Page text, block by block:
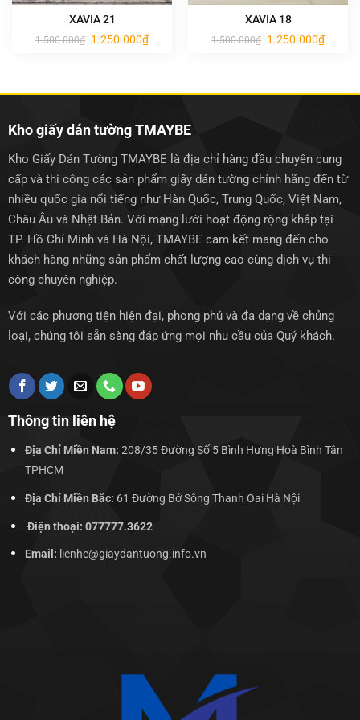
XAVIA 21
1.500.000₫ Giá
1.250.000₫Giá
hiện
XAVIA 18
1.500.000₫ Giá
1.250.000₫Giá
hiện
Kho giấy dán tường TMAYBE
Kho Giấy Dán Tường TMAYBE là địa chỉ hàng đầu chuyên cung
cấp và thi công các sản phẩm giấy dán tường chính hãng đến từ
nhiều quốc gia nổi tiếng như Hàn Quốc, Trung Quốc, Việt Nam,
Châu Âu và Nhật Bản. Với mạng lưới hoạt động rộng khắp tại
TP. Hồ Chí Minh và Hà Nội, TMAYBE cam kết mang đến cho
khách hàng những sản phẩm chất lượng cao cùng dịch vụ thi
công chuyên nghiệp.
Với các phương tiện hiện đại, phong phú và đa dạng về chủng
loại, chúng tôi sẵn sàng đáp ứng mọi nhu cầu của Quý khách.
Thông tin liên hệ
Địa Chỉ Miền Nam: 208/35 Đường Số 5 Bình Hưng Hoà Bình Tân
TPHCM
Địa Chỉ Miền Bắc: 61 Đường Bở Sông Thanh Oai Hà Nội
Điện thoại: 077777.3622
Email: lienhe@giaydantuong.info.vn